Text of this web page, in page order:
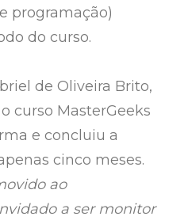
programação)
do curso.
de Oliveira Brito,
curso MasterGeeks
e concluiu a
cinco meses.
ao
a ser monitor